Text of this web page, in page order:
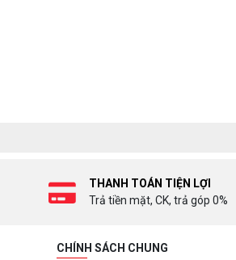
THANH TOÁN TIỆN LỢI
Trả tiền mặt, CK, trả góp 0%
CHÍNH SÁCH CHUNG